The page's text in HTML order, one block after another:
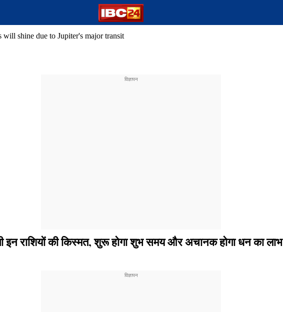
will shine due to Jupiter's major transit
राशियों की किस्मत, शुरू होगा शुभ समय और अचानक होगा धन का लाभ